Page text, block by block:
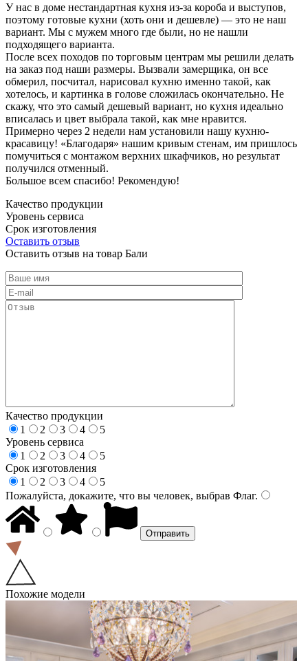
У нас в доме нестандартная кухня из-за короба и выступов,
поэтому готовые кухни (хоть они и дешевле) — это не наш
вариант. Мы с мужем много где были, но не нашли
подходящего варианта.
После всех походов по торговым центрам мы решили делать
на заказ под наши размеры. Вызвали замерщика, он все
обмерил, посчитал, нарисовал кухню именно такой, как
хотелось, и картинка в голове сложилась окончательно. Не
скажу, что это самый дешевый вариант, но кухня идеально
вписалась и цвет выбрала такой, как мне нравится.
Примерно через 2 недели нам установили нашу кухню-
красавицу! «Благодаря» нашим кривым стенам, им пришлось
помучиться с монтажом верхних шкафчиков, но результат
получился отменный.
Большое всем спасибо! Рекомендую!
Качество продукции
Уровень сервиса
Срок изготовления
Оставить отзыв
Оставить отзыв на товар Бали
Качество продукции
1
2 3 4
5
Уровень сервиса
1
2 3 4
5
Срок изготовления
1
2 3 4
5
Пожалуйста, докажите, что вы человек, выбрав Флаг.
Похожие модели